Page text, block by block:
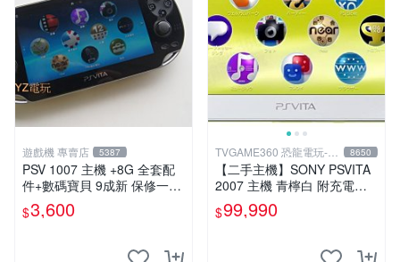
遊戲機 專賣店 5387
PSV 1007 主機 +8G 全套配
件+數碼寶貝 9成新 保修一年
品質有保障 psvita
$3,600
TVGAME360 恐龍電玩-台
中店
8650
【二手主機】SONY PSVITA
2007 主機 青檸白 附充電器
USB傳輸線 PS VITA PSV 台
中恐龍電玩
$99,990